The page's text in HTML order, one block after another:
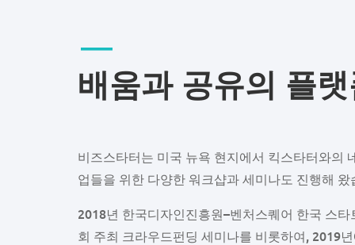
배움과 공유의 플
비즈스타터는 미국 뉴욕 현지에서 킥스타터와의
업들을 위한 다양한 워크샵과세미나도 진행해 왔
2018년 한국디자인진흥원–벤처스퀘어 한국 스타
회 주최 크라우드펀딩 세미나를 비롯하여, 2019